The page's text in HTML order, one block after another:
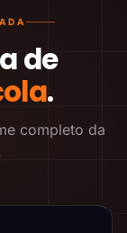
de
.
completo da